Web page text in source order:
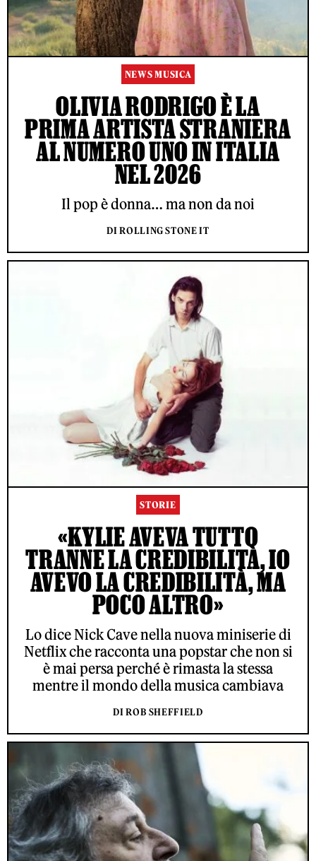
NEWS MUSICA
OLIVIA RODRIGO È LA
PRIMA ARTISTA STRANIERA
AL NUMERO UNO IN ITALIA
NEL 2026
Il pop è donna… ma non da noi
DI ROLLING STONE IT
STORIE
«KYLIE AVEVA TUTTO
TRANNE LA CREDIBILITÀ, IO
AVEVO LA CREDIBILITÀ, MA
POCO ALTRO»
Lo dice Nick Cave nella nuova miniserie di
Netflix che racconta una popstar che non si
è mai persa perché è rimasta la stessa
mentre il mondo della musica cambiava
DI ROB SHEFFIELD